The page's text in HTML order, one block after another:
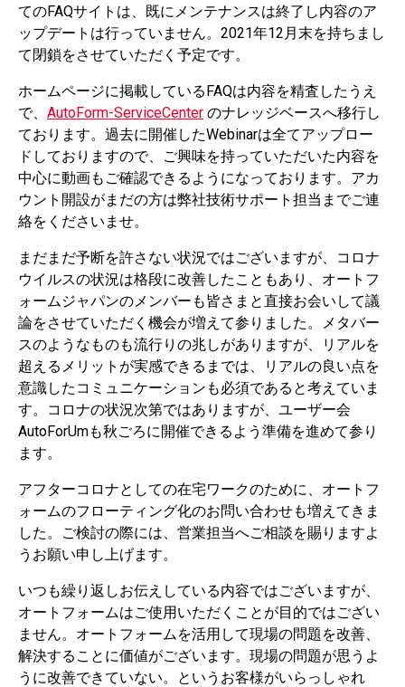
てのFAQサイトは、既にメンテナンスは終了し内容のア
ップデートは行っていません。2021年12月末を持ちまし
て閉鎖をさせていただく予定です。
ホームページに掲載しているFAQは内容を精査したうえ
で、 AutoForm-ServiceCenter のナレッジベースへ移行し
ております。過去に開催したWebinarは全てアップロー
ドしておりますので、ご興味を持っていただいた内容を
中心に動画もご確認できるようになっております。アカ
ウント開設がまだの方は弊社技術サポート担当までご連
絡をくださいませ。
まだまだ予断を許さない状況ではございますが、コロナ
ウイルスの状況は格段に改善したこともあり、オートフ
ォームジャパンのメンバーも皆さまと直接お会いして議
論をさせていただく機会が増えて参りました。メタバー
スのようなものも流行りの兆しがありますが、リアルを
超えるメリットが実感できるまでは、リアルの良い点を
意識したコミュニケーションも必須であると考えていま
す。コロナの状況次第ではありますが、ユーザー会
AutoForUmも秋ごろに開催できるよう準備を進めて参り
ます。
アフターコロナとしての在宅ワークのために、オートフ
ォームのフローティング化のお問い合わせも増えてきま
した。ご検討の際には、営業担当へご相談を賜りますよ
うお願い申し上げます。
いつも繰り返しお伝えしている内容ではございますが、
オートフォームはご使用いただくことが目的ではござい
ません。オートフォームを活用して現場の問題を改善、
解決することに価値がございます。現場の問題が思うよ
うに改善できていない。というお客様がいらっしゃれ